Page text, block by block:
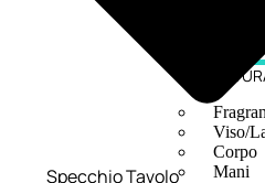
Viso/
Corpo
Mani
Specchio Tavolo